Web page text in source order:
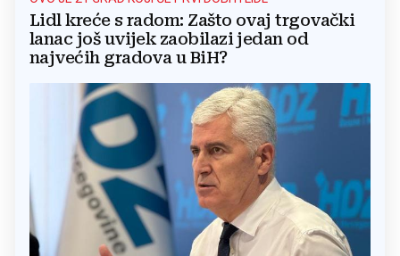
Lidl kreće s radom: Zašto ovaj trgovački
lanac još uvijek zaobilazi jedan od
najvećih gradova u BiH?